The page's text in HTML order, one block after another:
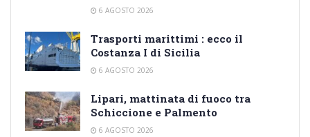
6 AGOSTO 2026
Trasporti marittimi : ecco il
Costanza I di Sicilia
6 AGOSTO 2026
Lipari, mattinata di fuoco tra
Schiccione e Palmento
6 AGOSTO 2026